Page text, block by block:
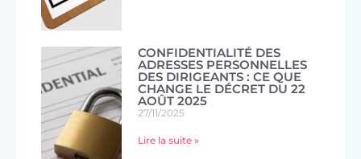
CONFIDENTIALITÉ DES
ADRESSES PERSONNELLES
DES DIRIGEANTS : CE QUE
CHANGE LE DÉCRET DU 22
AOÛT 2025
27/11/2025
Lire la suite »